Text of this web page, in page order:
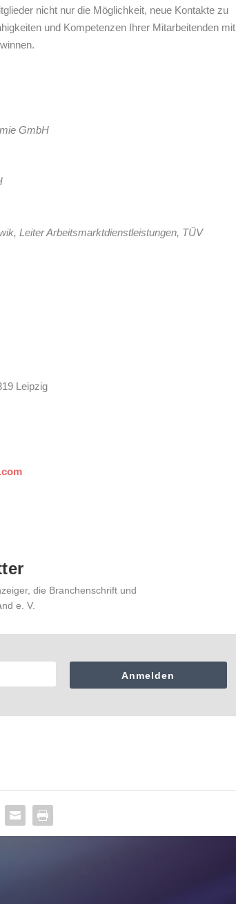
nicht nur die Möglichkeit, neue Kontakte zu
und Kompetenzen Ihrer Mitarbeitenden mit
GmbH
Leiter Arbeitsmarktdienstleistungen, TÜV
Leipzig
die Branchenschrift und
e. V.
Anmelden